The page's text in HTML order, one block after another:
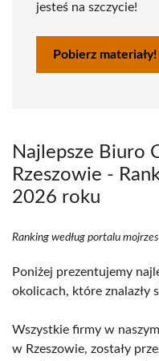
jesteś na szczycie!
Pobierz materiały!
Najlepsze Biuro
Rzeszowie -
2026 roku
Ranking według portalu
Poniżej prezentujemy
okolicach, które znalazły
Wszystkie firmy w
w Rzeszowie, zostały